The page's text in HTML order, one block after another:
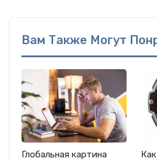
Вам Также Могут
Глобальная картина